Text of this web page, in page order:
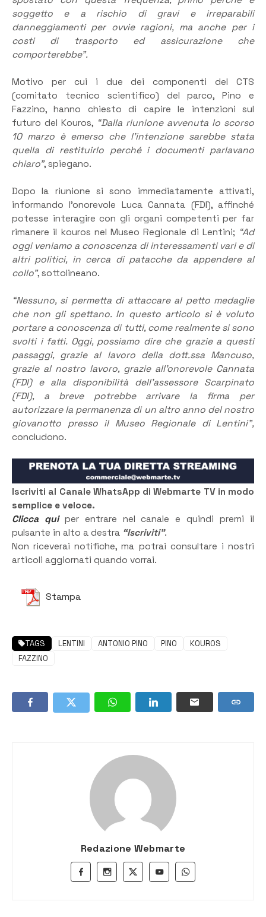
soggetto e a rischio di gravi e irreparabili
danneggiamenti per ovvie ragioni, ma anche per i
costi di trasporto ed assicurazione che
comporterebbe”.
Motivo per cui i due dei componenti del CTS
(comitato tecnico scientifico) del parco, Pino e
Fazzino, hanno chiesto di capire le intenzioni sul
futuro del Kouros, “Dalla riunione avvenuta lo scorso
10 marzo è emerso che l’intenzione sarebbe stata
quella di restituirlo perché i documenti parlavano
chiaro”, spiegano.
Dopo la riunione si sono immediatamente attivati,
informando l’onorevole Luca Cannata (FDI), affinché
potesse interagire con gli organi competenti per far
rimanere il kouros nel Museo Regionale di Lentini; “Ad
oggi veniamo a conoscenza di interessamenti vari e di
altri politici, in cerca di patacche da appendere al
collo”, sottolineano.
“Nessuno, si permetta di attaccare al petto medaglie
che non gli spettano. In questo articolo si è voluto
portare a conoscenza di tutti, come realmente si sono
svolti i fatti. Oggi, possiamo dire che grazie a questi
passaggi, grazie al lavoro della dott.ssa Mancuso,
grazie al nostro lavoro, grazie all’onorevole Cannata
(FDI) e alla disponibilità dell’assessore Scarpinato
(FDI), a breve potrebbe arrivare la firma per
autorizzare la permanenza di un altro anno del nostro
giovanotto presso il Museo Regionale di Lentini”,
concludono.
Iscriviti al Canale WhatsApp di Webmarte TV in modo
semplice e veloce.
Clicca quiper entrare nel canale e quindi premi il
pulsante in alto a destra “Iscriviti”.
Non riceverai notifiche, ma potrai consultare i nostri
articoli aggiornati quando vorrai.
Stampa
TAGS LENTINI ANTONIO PINO PINO
KOUROS
FAZZINO
Redazione Webmarte